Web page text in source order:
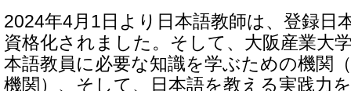
2024年4月1日より日本語教師は、登録日
資格化されました。そして、大阪産業大
本語教員に必要な知識を学ぶための機関
機関）、そして、日本語を教える実践力